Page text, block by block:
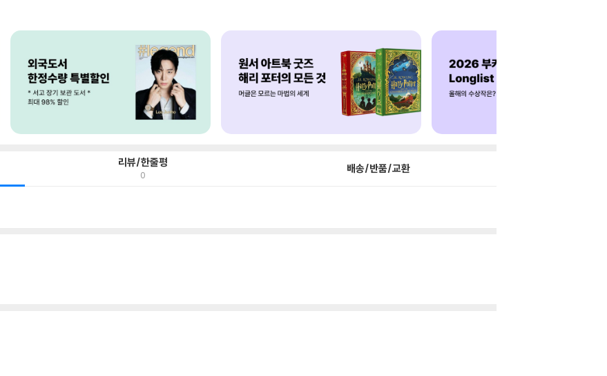
리뷰/한줄평
0 배송/반품/교환